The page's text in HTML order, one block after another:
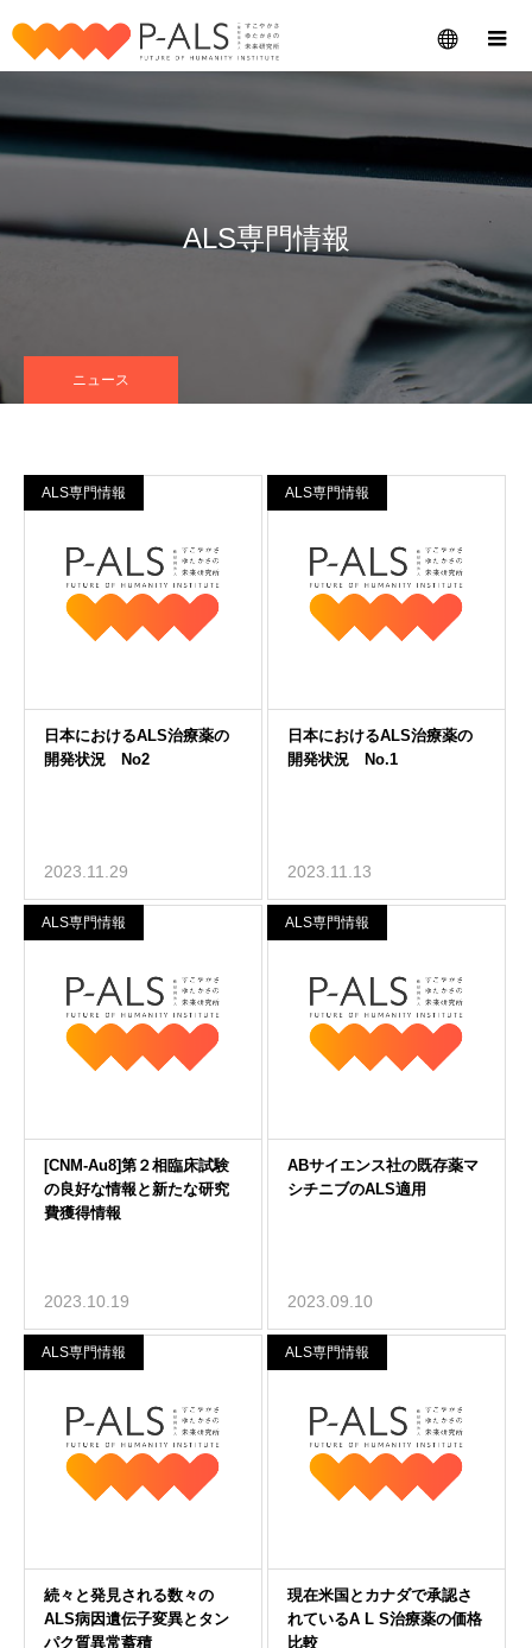
メニュー
ALS専門情報
ニュース
ALS専門情報
2023.11.29
ALS専門情報
2023.11.13
ALS専門情報
2023.10.19
ALS専門情報
2023.09.10
ALS専門情報 ALS専門情報